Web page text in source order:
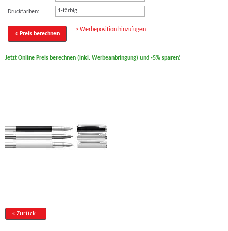
Druckfarben: 1-färbig
€ Preis berechnen
> Werbeposition hinzufügen
Jetzt Online Preis berechnen (inkl. Werbeanbringung) und -5% sparen!
« Zurück